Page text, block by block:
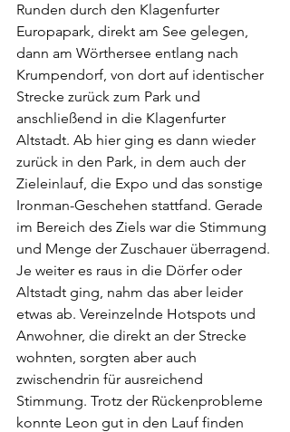
Runden durch den Klagenfurter
Europapark, direkt am See gelegen,
dann am Wörthersee entlang nach
Krumpendorf, von dort auf identischer
Strecke zurück zum Park und
anschließend in die Klagenfurter
Altstadt. Ab hier ging es dann wieder
zurück in den Park, in dem auch der
Zieleinlauf, die Expo und das sonstige
Ironman-Geschehen stattfand. Gerade
im Bereich des Ziels war die Stimmung
und Menge der Zuschauer überragend.
Je weiter es raus in die Dörfer oder
Altstadt ging, nahm das aber leider
etwas ab. Vereinzelnde Hotspots und
Anwohner, die direkt an der Strecke
wohnten, sorgten aber auch
zwischendrin für ausreichend
Stimmung. Trotz der Rückenprobleme
konnte Leon gut in den Lauf finden